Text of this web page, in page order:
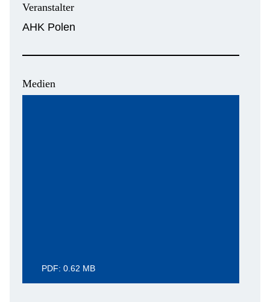
Veranstalter
AHK Polen
Medien
PDF: 0.62 MB